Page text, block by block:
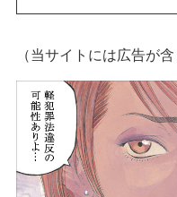
（当サイトには広告が